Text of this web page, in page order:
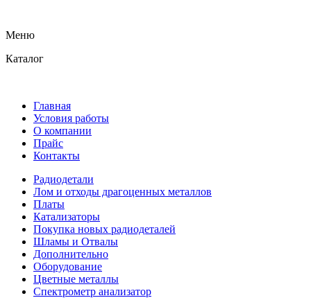
Меню
Каталог
Главная
Условия работы
О компании
Прайс
Контакты
Радиодетали
Лом и отходы драгоценных металлов
Платы
Катализаторы
Покупка новых радиодеталей
Шламы и Отвалы
Дополнительно
Оборудование
Цветные металлы
Спектрометр анализатор